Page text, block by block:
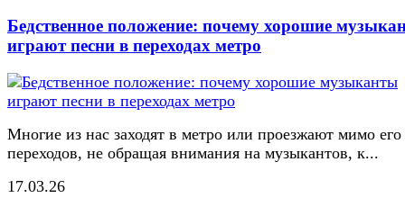
Бедственное положение: почему хорошие
играют песни в переходах метро
Многие из нас заходят в метро или проезжают мимо его
переходов, не обращая внимания на музыкантов, к...
17.03.26